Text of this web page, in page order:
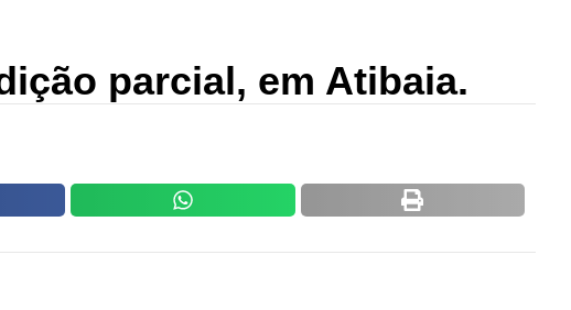
parcial, em Atibaia.